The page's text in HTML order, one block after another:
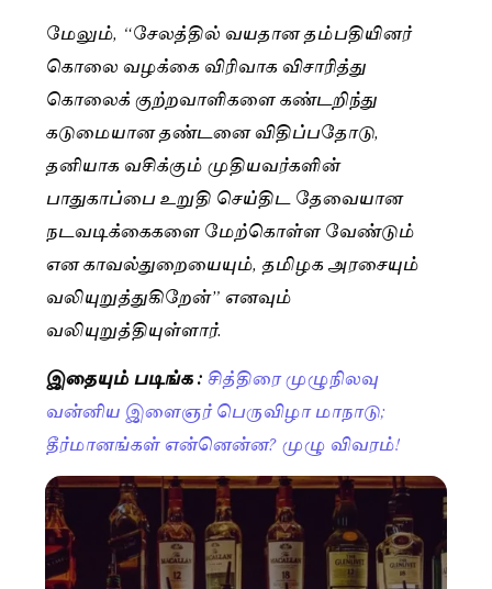
மேலும், “சேலத்தில் வயதான தம்பதியினர்
கொலை வழக்கை விரிவாக விசாரித்து
கொலைக் குற்றவாளிகளை கண்டறிந்து
கடுமையான தண்டனை விதிப்பதோடு,
தனியாக வசிக்கும் முதியவர்களின்
பாதுகாப்பை உறுதி செய்திட தேவையான
நடவடிக்கைகளை மேற்கொள்ள வேண்டும்
என காவல்துறையையும், தமிழக அரசையும்
வலியுறுத்துகிறேன்” எனவும்
வலியுறுத்தியுள்ளார்.
இதையும் படிங்க :சித்திரை முழுநிலவு
வன்னிய இளைஞர் பெருவிழா மாநாடு;
தீர்மானங்கள் என்னென்ன? முழு விவரம்!